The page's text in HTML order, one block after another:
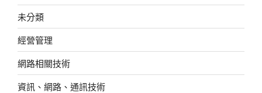
未分類
經營管理
網路相關技術
資訊、網路、通訊技術